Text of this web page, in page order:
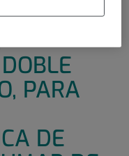
PARA
DE